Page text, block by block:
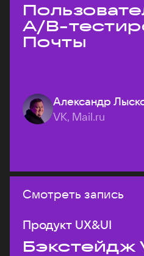
A/B-
Почты
Александр
VK, Mail.ru
Смотреть запись
Продукт UX&UI
Бэкстейдж